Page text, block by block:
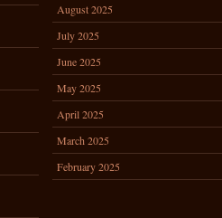
August 2025
July 2025
June 2025
May 2025
April 2025
March 2025
February 2025